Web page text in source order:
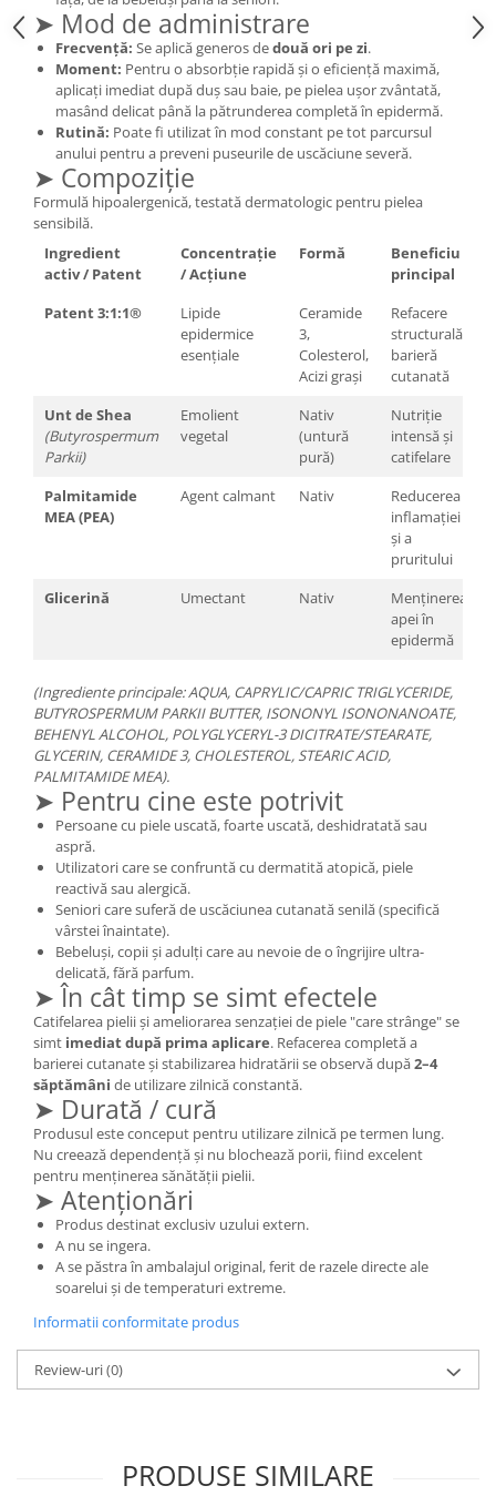
Cătină
Chlorella
Colina
Electroliti
Produse Apicole
Cacao
➤ Mod de administrare
Frecvență: Se aplică generos dedouă ori pe zi.
Moment: Pentru o absorbție rapidă și o eficiență maximă,
aplicați imediat după duș sau baie, pe pielea ușor zvântată,
masând delicat până la pătrunderea completă în epidermă.
Rutină: Poate fi utilizat în mod constant pe tot parcursul
anului pentru a preveni puseurile de uscăciune severă.
➤ Compoziție
Formulă hipoalergenică, testată dermatologic pentru pielea
sensibilă.
Ingredient
activ / Patent
Concentrație
/ Acțiune
Formă
Beneficiu
principal
Patent 3:1:1®
Lipide
epidermice
esențiale
Ceramide
3,
Colesterol,
Acizi grași
Refacere
structurală
barieră
cutanată
Unt de Shea
(Butyrospermum
Parkii)
Emolient
vegetal
Nativ
(untură
pură)
Nutriție
intensă și
catifelare
Palmitamide
MEA (PEA)
Agent calmant Nativ
Reducerea
inflamației
și a
pruritului
Glicerină
Umectant Nativ
Menținerea
apei în
epidermă
(Ingrediente principale: AQUA, CAPRYLIC/CAPRIC TRIGLYCERIDE,
BUTYROSPERMUM PARKII BUTTER, ISONONYL ISONONANOATE,
BEHENYL ALCOHOL, POLYGLYCERYL-3 DICITRATE/STEARATE,
GLYCERIN, CERAMIDE 3, CHOLESTEROL, STEARIC ACID,
PALMITAMIDE MEA).
➤ Pentru cine este potrivit
Persoane cu piele uscată, foarte uscată, deshidratată sau
aspră.
Utilizatori care se confruntă cu dermatită atopică, piele
reactivă sau alergică.
Seniori care suferă de uscăciunea cutanată senilă (specifică
vârstei înaintate).
Bebeluși, copii și adulți care au nevoie de o îngrijire ultra-
delicată, fără parfum.
➤ În cât timp se simt efectele
Catifelarea pielii și ameliorarea senzației de piele "care strânge" se
simt imediat după prima aplicare. Refacerea completă a
barierei cutanate și stabilizarea hidratării se observă după2–4
săptămâni de utilizare zilnică constantă.
➤ Durată / cură
Produsul este conceput pentru utilizare zilnică pe termen lung.
Nu creează dependență și nu blochează porii, fiind excelent
pentru menținerea sănătății pielii.
➤ Atenționări
Produs destinat exclusiv uzului extern.
A nu se ingera.
A se păstra în ambalajul original, ferit de razele directe ale
soarelui și de temperaturi extreme.
Informatii conformitate produs
Review-uri(0)
PRODUSE SIMILARE